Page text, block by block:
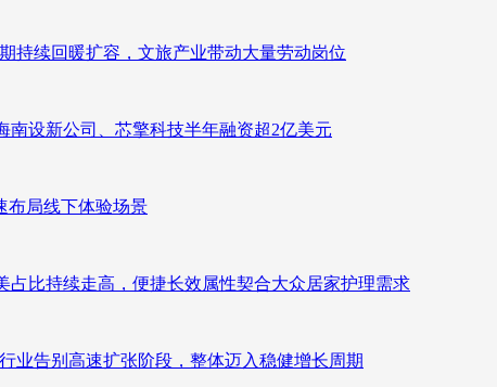
持续回暖扩容，文旅产业带动大量劳动岗位
南设新公司、芯擎科技半年融资超2亿美元
布局线下体验场景
比持续走高，便捷长效属性契合大众居家护理需求
业告别高速扩张阶段，整体迈入稳健增长周期